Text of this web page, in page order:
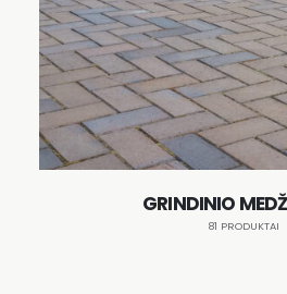
GRINDINIO
81 PRODUKTAI